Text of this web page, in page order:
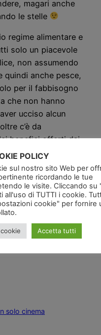
magari anche
le stelle
regime alimentare e
solo un piacevole
non assumendo
quindi anche pesce,
per il fabbisogno
che non hanno
ucciso alcun
c’è da
benefici offerti dai
che mi riguarda
solo cinema
POLICY
sul nostro sito Web per
ricordando le tue
le visite. Cliccando su
all'uso di TUTTI i cookie.
cookie" per fornire
Accetta tutti